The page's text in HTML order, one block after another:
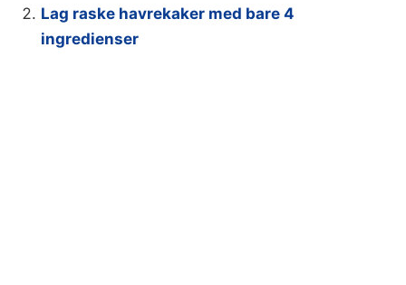
Lag raske havrekaker med bare 4
ingredienser